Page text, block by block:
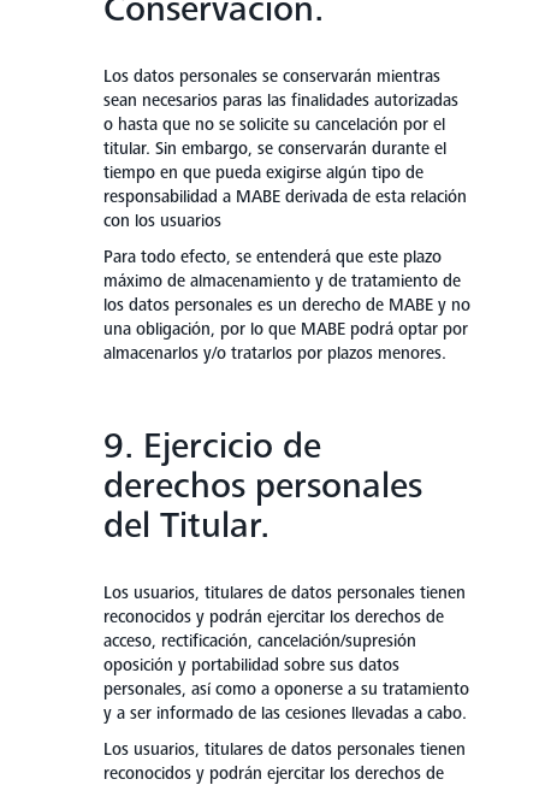
Conservación.
Los datos personales se conservarán mientras
sean necesarios paras las finalidades autorizadas
o hasta que no se solicite su cancelación por el
titular. Sin embargo, se conservarán durante el
tiempo en que pueda exigirse algún tipo de
responsabilidad a MABE derivada de esta relación
con los usuarios
Para todo efecto, se entenderá que este plazo
máximo de almacenamiento y de tratamiento de
los datos personales es un derecho de MABE y no
una obligación, por lo que MABE podrá optar por
almacenarlos y/o tratarlos por plazos menores.
9. Ejercicio de
derechos personales
del Titular.
Los usuarios, titulares de datos personales tienen
reconocidos y podrán ejercitar los derechos de
acceso, rectificación, cancelación/supresión
oposición y portabilidad sobre sus datos
personales, así como a oponerse a su tratamiento
y a ser informado de las cesiones llevadas a cabo.
Los usuarios, titulares de datos personales tienen
reconocidos y podrán ejercitar los derechos de